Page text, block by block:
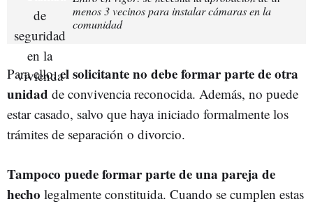
menos 3 vecinos para instalar cámaras en la
comunidad
Para ello,el solicitante no debe formar parte de otra
unidad de convivencia reconocida. Además, no puede
estar casado, salvo que haya iniciado formalmente los
trámites de separación o divorcio.
Tampoco puede formar parte de una pareja de
hecho legalmente constituida. Cuando se cumplen estas